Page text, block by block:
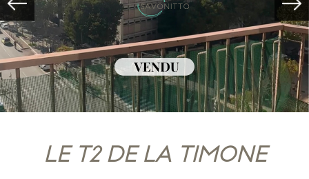
LE T2 DE LA TIMONE